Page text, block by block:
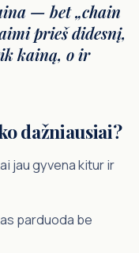
— bet „chain
prieš didesnį,
kainą, o ir
dažniausiai?
jau gyvena kitur ir
parduoda be